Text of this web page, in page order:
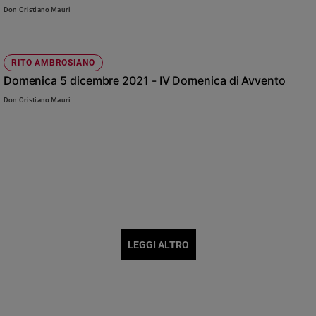
chiederci: sono consapevole di ciò che vivo, sono attento, sono sveglio?
Don Cristiano Mauri
RITO AMBROSIANO
Domenica 5 dicembre 2021 - IV Domenica di Avvento
Don Cristiano Mauri
LEGGI ALTRO